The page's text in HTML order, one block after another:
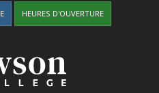
HEURES D'OUVERTURE